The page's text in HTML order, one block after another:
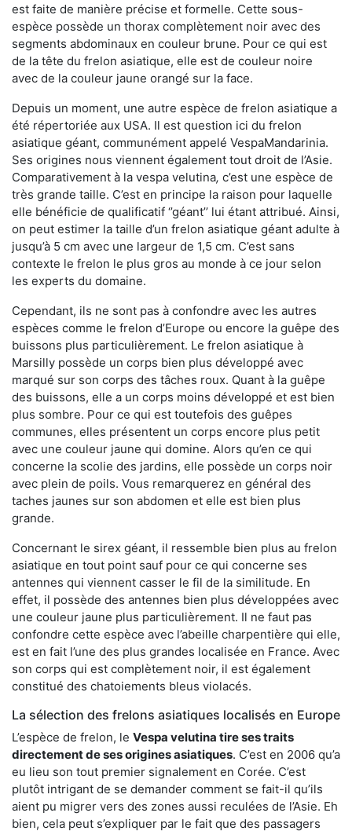
est faite de manière précise et formelle. Cette sous-
espèce possède un thorax complètement noir avec des
segments abdominaux en couleur brune. Pour ce qui est
de la tête du frelon asiatique, elle est de couleur noire
avec de la couleur jaune orangé sur la face.
Depuis un moment, une autre espèce de frelon asiatique a
été répertoriée aux USA. Il est question ici du frelon
asiatique géant, communément appelé VespaMandarinia.
Ses origines nous viennent également tout droit de l’Asie.
Comparativement à la vespa velutina, c’est une espèce de
très grande taille. C’est en principe la raison pour laquelle
elle bénéficie de qualificatif ‘’géant’’ lui étant attribué. Ainsi,
on peut estimer la taille d’un frelon asiatique géant adulte à
jusqu’à 5 cm avec une largeur de 1,5 cm. C’est sans
contexte le frelon le plus gros au monde à ce jour selon
les experts du domaine.
Cependant, ils ne sont pas à confondre avec les autres
espèces comme le frelon d’Europe ou encore la guêpe des
buissons plus particulièrement. Le frelon asiatique à
Marsilly possède un corps bien plus développé avec
marqué sur son corps des tâches roux. Quant à la guêpe
des buissons, elle a un corps moins développé et est bien
plus sombre. Pour ce qui est toutefois des guêpes
communes, elles présentent un corps encore plus petit
avec une couleur jaune qui domine. Alors qu’en ce qui
concerne la scolie des jardins, elle possède un corps noir
avec plein de poils. Vous remarquerez en général des
taches jaunes sur son abdomen et elle est bien plus
grande.
Concernant le sirex géant, il ressemble bien plus au frelon
asiatique en tout point sauf pour ce qui concerne ses
antennes qui viennent casser le fil de la similitude. En
effet, il possède des antennes bien plus développées avec
une couleur jaune plus particulièrement. Il ne faut pas
confondre cette espèce avec l’abeille charpentière qui elle,
est en fait l’une des plus grandes localisée en France. Avec
son corps qui est complètement noir, il est également
constitué des chatoiements bleus violacés.
La sélection des frelons asiatiques localisés en Europe
L’espèce de frelon, le Vespa velutina tire ses traits
directement de ses origines asiatiques. C’est en 2006 qu’a
eu lieu son tout premier signalement en Corée. C’est
plutôt intrigant de se demander comment se fait-il qu’ils
aient pu migrer vers des zones aussi reculées de l’Asie. Eh
bien, cela peut s’expliquer par le fait que des passagers